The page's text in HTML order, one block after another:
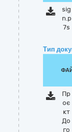
sig
n.p
7s
Тип
Пр
оє
кт
До
го